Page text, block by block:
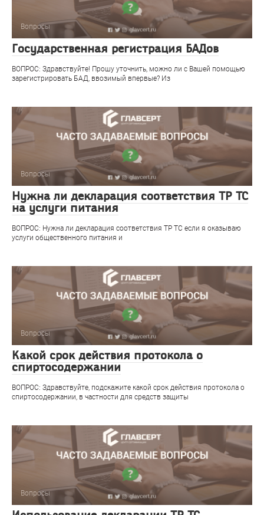
Вопросы
Государственная регистрация БАДов
ВОПРОС: Здравствуйте! Прошу уточнить, можно ли с Вашей помощью
зарегистрировать БАД, ввозимый впервые? Из
Вопросы
Нужна ли декларация соответствия ТР ТС
на услуги питания
ВОПРОС: Нужна ли декларация соответствия ТР ТС если я оказываю
услуги общественного питания и
Вопросы
Какой срок действия протокола о
спиртосодержании
ВОПРОС: Здравствуйте, подскажите какой срок действия протокола о
спиртосодержании, в частности для средств защиты
Вопросы